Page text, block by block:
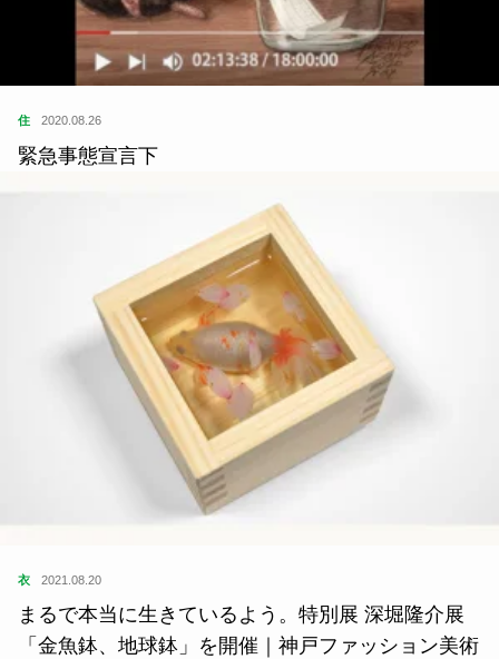
住 2020.08.26
緊急事態宣言下
衣 2021.08.20
まるで本当に生きているよう。特別展 深堀隆介展
「金魚鉢、地球鉢」を開催｜神戸ファッション美術